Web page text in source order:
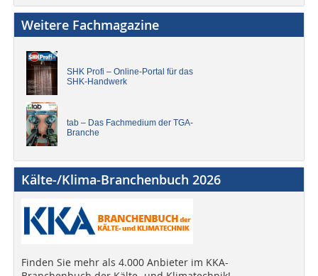
Weitere Fachmagazine
SHK Profi – Online-Portal für das
SHK-Handwerk
tab – Das Fachmedium der TGA-
Branche
Kälte-/Klima-Branchenbuch 2026
Finden Sie mehr als 4.000 Anbieter im KKA-